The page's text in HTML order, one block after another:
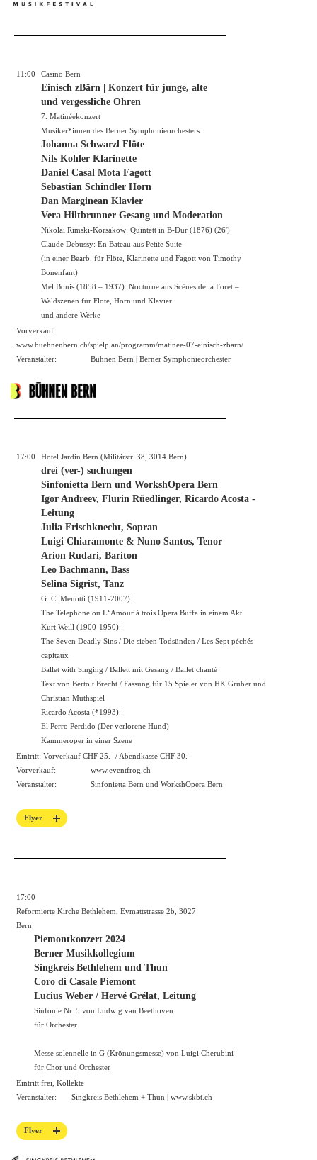
11:00 Casino Bern
Einisch zBärn | Konzert für junge, alte
und vergessliche Ohren
7. Matinéekonzert
Musiker*innen des Berner Symphonieorchesters
Johanna Schwarzl Flöte
Nils Kohler Klarinette
Daniel Casal Mota Fagott
Sebastian Schindler Horn
Dan Marginean Klavier
Vera Hiltbrunner Gesang und Moderation
Nikolai Rimski-Korsakow: Quintett in B-Dur (1876) (26')
Claude Debussy: En Bateau aus Petite Suite
(in einer Bearb. für Flöte, Klarinette und Fagott von Timothy
Bonenfant)
Mel Bonis (1858 – 1937): Nocturne aus Scènes de la Foret –
Waldszenen für Flöte, Horn und Klavier
und andere Werke
Vorverkauf:
www.buehnenbern.ch/spielplan/programm/matinee-07-einisch-zbarn/
Veranstalter:
Bühnen Bern | Berner Symphonieorchester
17:00 Hotel Jardin Bern (Militärstr. 38, 3014 Bern)
drei (ver-) suchungen
Sinfonietta Bern und WorkshOpera Bern
Igor Andreev, Flurin Rüedlinger, Ricardo Acosta -
Leitung
Julia Frischknecht, Sopran
Luigi Chiaramonte & Nuno Santos, Tenor
Arion Rudari, Bariton
Leo Bachmann, Bass
Selina Sigrist, Tanz
G. C. Menotti (1911-2007):
The Telephone ou L‘Amour à trois Opera Buffa in einem Akt
Kurt Weill (1900-1950):
The Seven Deadly Sins / Die sieben Todsünden / Les Sept péchés
capitaux
Ballet with Singing / Ballett mit Gesang / Ballet chanté
Text von Bertolt Brecht / Fassung für 15 Spieler von HK Gruber und
Christian Muthspiel
Ricardo Acosta (*1993):
El Perro Perdido (Der verlorene Hund)
Kammeroper in einer Szene
Eintritt: Vorverkauf CHF 25.- / Abendkasse CHF 30.-
Vorverkauf:
www.eventfrog.ch
Veranstalter:
Sinfonietta Bern und WorkshOpera Bern
Flyer
17:00
Reformierte Kirche Bethlehem, Eymattstrasse 2b, 3027
Bern
Piemontkonzert 2024
Berner Musikkollegium
Singkreis Bethlehem und Thun
Coro di Casale Piemont
Lucius Weber / Hervé Grélat, Leitung
Sinfonie Nr. 5 von Ludwig van Beethoven
für Orchester
Messe solennelle in G (Krönungsmesse) von Luigi Cherubini
für Chor und Orchester
Eintritt frei, Kollekte
Veranstalter:
Singkreis Bethlehem + Thun | www.skbt.ch
Flyer